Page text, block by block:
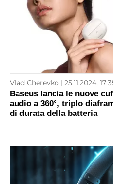
Vlad Cherevko 25.11.2024,
Baseus lancia le nuove
audio a 360°, triplo
di durata della batteria